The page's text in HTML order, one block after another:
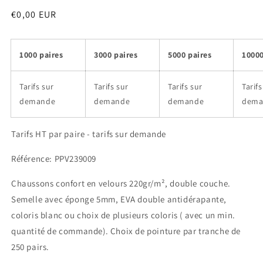
Prix
€0,00 EUR
1000 paires 3000 paires 5000 paires
Tarifs sur
demande
Tarifs sur
demande
Tarifs sur
demande
Tarifs HT par paire - tarifs sur demande
Référence: PPV239009
Chaussons confort en velours 220gr/m², double couche.
Semelle avec éponge 5mm, EVA double antidérapante,
coloris blanc ou choix de plusieurs coloris ( avec un min.
quantité de commande). Choix de pointure par tranche de
250 pairs.